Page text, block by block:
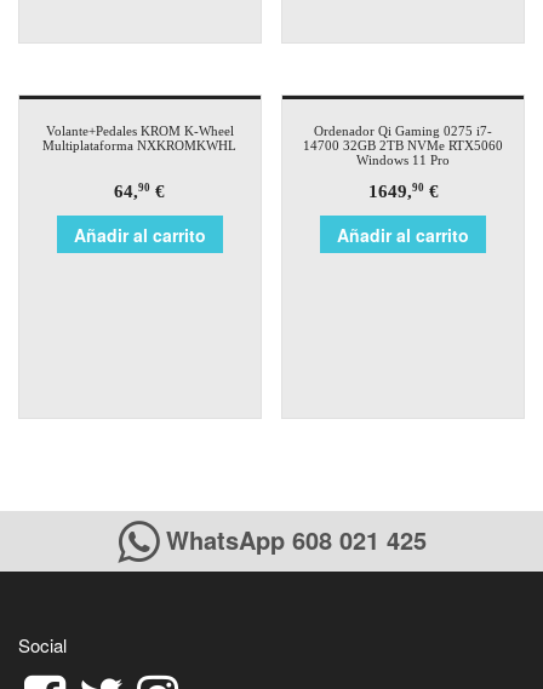
Volante+Pedales KROM K-Wheel
Multiplataforma NXKROMKWHL
64,90 €
Añadir al carrito
Ordenador Qi Gaming 0275 i7-
14700 32GB 2TB NVMe RTX5060
Windows 11 Pro
1649,90€
Añadir al carrito
WhatsApp 608 021 425
Social